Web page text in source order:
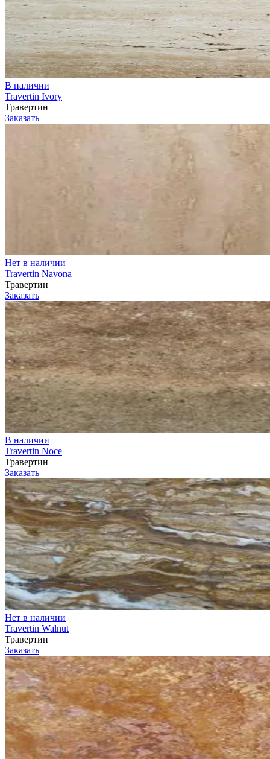
В наличии
Travertin Ivory
Травертин
Заказать
Нет в наличии
Travertin Navona
Травертин
Заказать
В наличии
Travertin Noce
Травертин
Заказать
Нет в наличии
Travertin Walnut
Травертин
Заказать